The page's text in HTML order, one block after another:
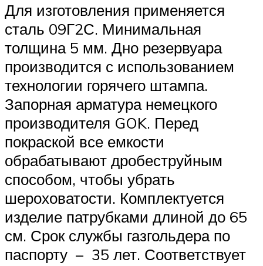
Для изготовления применяется
сталь 09Г2С. Минимальная
толщина 5 мм. Дно резервуара
производится с использованием
технологии горячего штампа.
Запорная арматура немецкого
производителя GOK. Перед
покраской все емкости
обрабатывают дробеструйным
способом, чтобы убрать
шероховатости. Комплектуется
изделие патрубками длиной до 65
см. Срок службы газгольдера по
паспорту – 35 лет. Соответствует